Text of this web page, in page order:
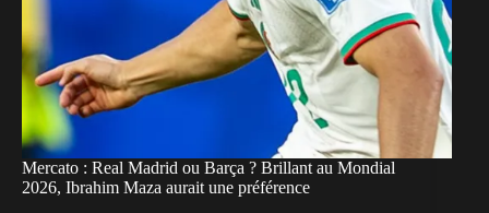
Mercato : Real Madrid ou Barça ? Brillant au Mondial
2026, Ibrahim Maza aurait une préférence